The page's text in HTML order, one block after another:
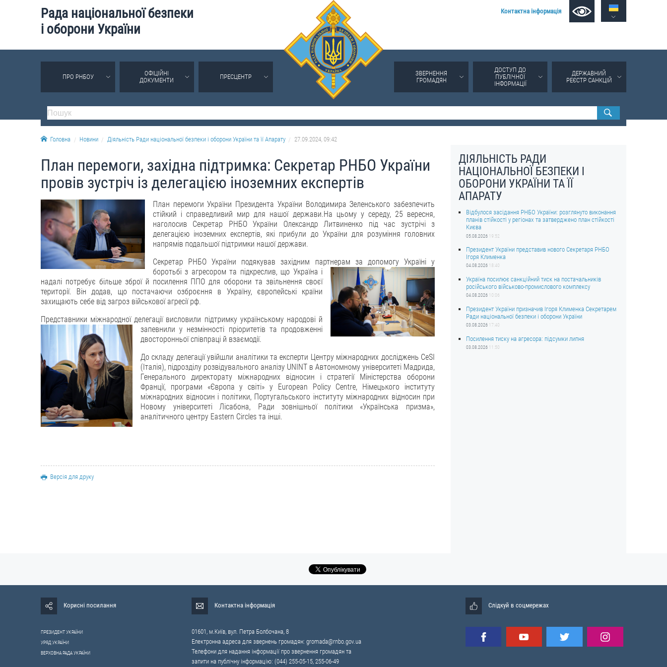
Рада національної безпеки
і оборони України
Контактна інформація
ПРО РНБОУ
ОФІЦІЙНІ
ДОКУМЕНТИ
ПРЕСЦЕНТР
ЗВЕРНЕННЯ
ГРОМАДЯН
ДОСТУП ДО
ПУБЛІЧНОЇ
ІНФОРМАЦІЇ
ДЕРЖАВНИЙ
РЕЄСТР САНКЦІЙ
Головна Новини Діяльність Ради національної безпеки і оборони України та її Апарату 27.09.2024, 09:42
План перемоги, західна підтримка: Секретар РНБО України
провів зустріч із делегацією іноземних експертів
План перемоги України Президента України Володимира Зеленського забезпечить
стійкий і справедливий мир для нашої держави.На цьому у середу, 25 вересня,
наголосив Секретар РНБО України Олександр Литвиненко під час зустрічі з
делегацією іноземних експертів, які прибули до України для розуміння головних
напрямів подальшої підтримки нашої держави.
Секретар РНБО України подякував західним партнерам за допомогу Україні у
боротьбі з агресором та підкреслив, що Україна і
надалі потребує більше зброї й посилення ППО для оборони та звільнення своєї
території. Він додав, що постачаючи озброєння в Україну, європейські країни
захищають себе від загроз військової агресії рф.
Представники міжнародної делегації висловили підтримку українському народові й
запевнили у незмінності пріоритетів та продовженні
двосторонньої співпраці й взаємодії.
До складу делегації увійшли аналітики та експерти Центру міжнародних досліджень CeSI
(Італія), підрозділу розвідувального аналізу UNINT в Автономному університеті Мадрида,
Генерального директорату міжнародних відносин і стратегії Міністерства оборони
Франції, програми «Європа у світі» у European Policy Centre, Німецького інституту
міжнародних відносин і політики, Португальського інституту міжнародних відносин при
Новому університеті Лісабона, Ради зовнішньої політики «Українська призма»,
аналітичного центру Eastern Circles та інші.
Версія для друку
ДІЯЛЬНІСТЬ РАДИ
НАЦІОНАЛЬНОЇ БЕЗПЕКИ І
ОБОРОНИ УКРАЇНИ ТА ЇЇ
АПАРАТУ
Відбулося засідання РНБО України: розглянуто виконання
планів стійкості у регіонах та затверджено план стійкості
Києва
05.08.2026 19:52
Президент України представив нового Секретаря РНБО
Ігоря Клименка
04.08.2026 18:40
Україна посилює санкційний тиск на постачальників
російського військово-промислового комплексу
04.08.2026 10:06
Президент України призначив Ігоря Клименка Секретарем
Ради національної безпеки і оборони України
03.08.2026 17:40
Посилення тиску на агресора: підсумки липня
03.08.2026 11:50
Корисні посилання
ПРЕЗИДЕНТ УКРАЇНИ
УРЯД УКРАЇНИ
ВЕРХОВНА РАДА УКРАЇНИ
Контактна інформація
01601, м.Київ, вул. Петра Болбочана, 8
Електронна адреса для звернень громадян: gromada@rnbo.gov.ua
Телефони для надання інформації про звернення громадян та
запити на публічну інформацію: (044) 255-05-15, 255-06-49
Слідкуй в соцмережах